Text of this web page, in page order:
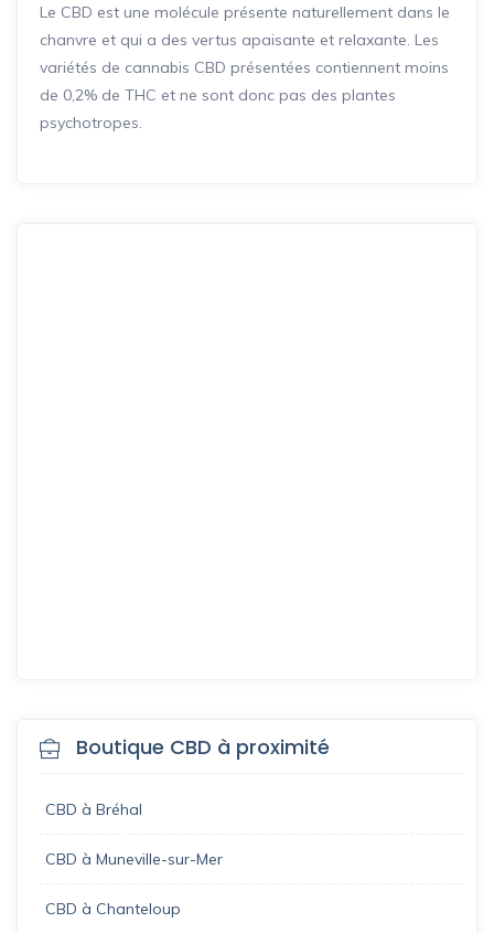
Le CBD est une molécule présente naturellement dans le
chanvre et qui a des vertus apaisante et relaxante. Les
variétés de cannabis CBD présentées contiennent moins
de 0,2% de THC et ne sont donc pas des plantes
psychotropes.
Boutique CBD à proximité
CBD à Bréhal
CBD à Muneville-sur-Mer
CBD à Chanteloup